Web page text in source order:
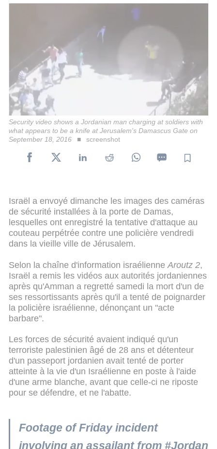
Security video shows a Jordanian man charging at soldiers with
what appears to be a knife at Jerusalem's Damascus Gate on
September 18, 2016
screenshot
Israël a envoyé dimanche les images des caméras
de sécurité installées à la porte de Damas,
lesquelles ont enregistré la tentative d'attaque au
couteau perpétrée contre une policière vendredi
dans la vieille ville de Jérusalem.
Selon la chaîne d'information israélienne Aroutz 2,
Israël a remis les vidéos aux autorités jordaniennes
après qu'Amman a regretté samedi la mort d'un de
ses ressortissants après qu'il a tenté de poignarder
la policière israélienne, dénonçant un "acte
barbare".
Les forces de sécurité avaient indiqué qu'un
terroriste palestinien âgé de 28 ans et détenteur
d'un passeport jordanien avait tenté de porter
atteinte à la vie d'un Israélienne en poste à l'aide
d'une arme blanche, avant que celle-ci ne riposte
pour se défendre, et ne l'abatte.
Footage of Friday incident
involving an assailant from #Jordan